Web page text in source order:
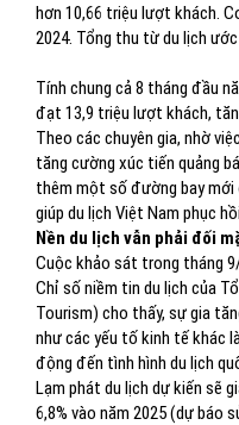
hơn 10,66 triệu lượt khách.
2024. Tổng thu từ du lịch
Tính chung cả 8 tháng đầu
đạt 13,9 triệu lượt khách,
Theo các chuyên gia, nhờ
tăng cường xúc tiến quảng
thêm một số đường bay
giúp du lịch Việt Nam phục
Nền du lịch vẫn phải đối
Cuộc khảo sát trong tháng
Chỉ số niềm tin du lịch của
Tourism) cho thấy, sự gia
như các yếu tố kinh tế khác
động đến tình hình du lịch
Lạm phát du lịch dự kiến ​​sẽ
6,8% vào năm 2025 (dự báo